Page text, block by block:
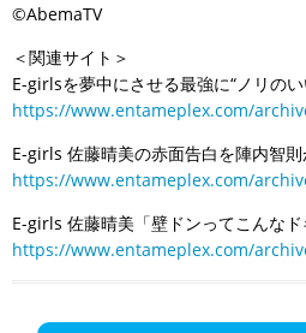
©AbemaTV
＜関連サイト＞
E-girlsを夢中にさせる最強に“ノリの
https://www.entameplex.com/
E-girls 佐藤晴美の赤面告白を陣内智則
https://www.entameplex.com/
E-girls 佐藤晴美「壁ドンってこんなド
https://www.entameplex.com/